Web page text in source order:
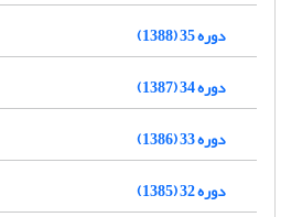
دوره 35 (1388)
دوره 34 (1387)
دوره 33 (1386)
دوره 32 (1385)